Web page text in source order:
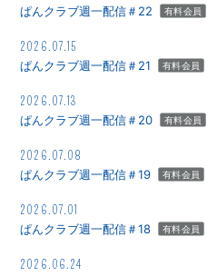
会員登録 ログイン
ぱんクラブ週一配信＃22 有料会員
2026.07.15
ぱんクラブ週一配信＃21 有料会員
2026.07.13
ぱんクラブ週一配信＃20 有料会員
2026.07.08
ぱんクラブ週一配信＃19 有料会員
2026.07.01
ぱんクラブ週一配信＃18 有料会員
2026.06.24